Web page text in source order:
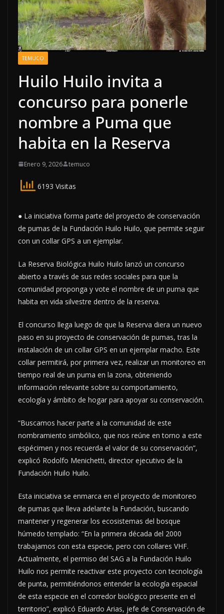
TEMUCO
Huilo Huilo invita a
concurso para ponerle
nombre a Puma que
habita en la Reserva
Enero 9, 2026 temuco
6193 Visitas
● La iniciativa forma parte del proyecto de conservación
de pumas de la Fundación Huilo Huilo, que permite seguir
con un collar GPS a un ejemplar.
La Reserva Biológica Huilo Huilo lanzó un concurso
abierto a través de sus redes sociales para que la
comunidad proponga y vote el nombre de un puma que
habita en vida silvestre dentro de la reserva.
El concurso llega luego de que la Reserva diera un nuevo
paso en su proyecto de conservación de pumas, tras la
instalación de un collar GPS en un ejemplar macho. Este
collar permitirá, por primera vez, realizar un monitoreo en
tiempo real de un puma en la zona, obteniendo
información relevante sobre su comportamiento,
ecología y ámbito de hogar para apoyar su conservación.
“Buscamos hacer parte a la comunidad de este
nombramiento simbólico, que nos reúne en torno a este
espécimen y nos recuerda el valor de su conservación”,
explicó Rodolfo Menichetti, director ejecutivo de la
Fundación Huilo Huilo.
Esta iniciativa se enmarca en el proyecto de monitoreo
de pumas que lleva adelante la Fundación, buscando
mantener y regenerar los ecosistemas del bosque
húmedo templado: “En la primera década del 2000
trabajamos con esta especie, pero con collares VHF.
Actualmente, el permiso del SAG a la Fundación Huilo
Huilo nos permite reactivar este proyecto con tecnología
de punta, permitiéndonos entender la ecología espacial
de esta especie en el corredor biológico presente en el
territorio”, explicó Eduardo Arias, jefe de Conservación de